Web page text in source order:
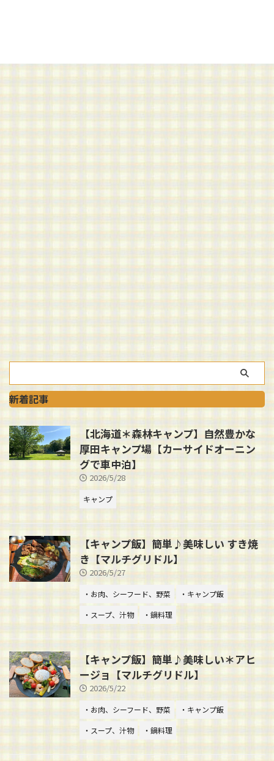
新着記事
【北海道＊森林キャンプ】自然豊かな
厚田キャンプ場【カーサイドオーニン
グで車中泊】
2026/5/28
キャンプ
【キャンプ飯】簡単♪美味しい すき焼
き【マルチグリドル】
2026/5/27
・お肉、シーフード、野菜
・キャンプ飯
・スープ、汁物
・鍋料理
【キャンプ飯】簡単♪美味しい＊アヒ
ージョ【マルチグリドル】
2026/5/22
・お肉、シーフード、野菜
・キャンプ飯
・スープ、汁物
・鍋料理